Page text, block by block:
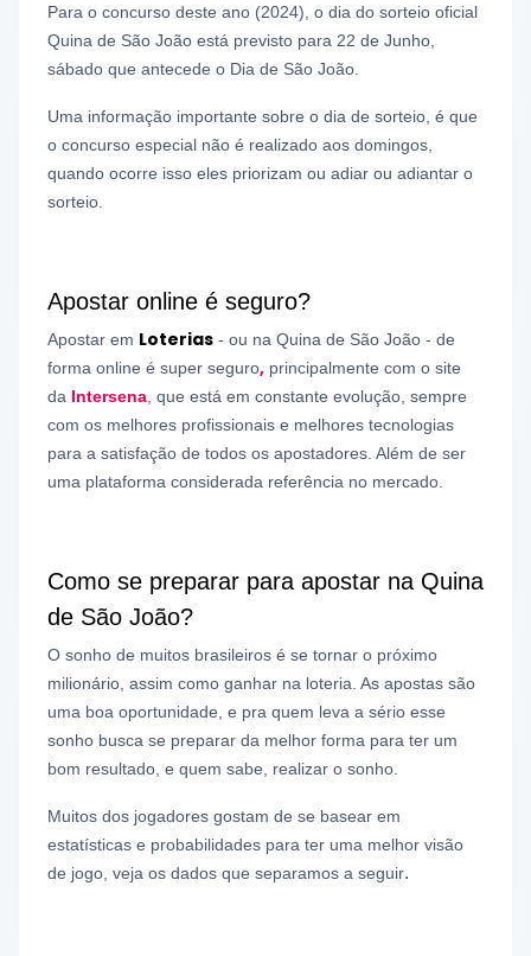
Para o concurso deste ano (2024), o dia do sorteio oficial
Quina de São João está previsto para 22 de Junho,
sábado que antecede o Dia de São João.
Uma informação importante sobre o dia de sorteio, é que
o concurso especial não é realizado aos domingos,
quando ocorre isso eles priorizam ou adiar ou adiantar o
sorteio.
Apostar online é seguro?
Apostar em Loterias - ou na Quina de São João - de
forma online é super seguro, principalmente com o site
da Intersena , que está em constante evolução, sempre
com os melhores profissionais e melhores tecnologias
para a satisfação de todos os apostadores. Além de ser
uma plataforma considerada referência no mercado.
Como se preparar para apostar na Quina
de São João?
O sonho de muitos brasileiros é se tornar o próximo
milionário, assim como ganhar na loteria. As apostas são
uma boa oportunidade, e pra quem leva a sério esse
sonho busca se preparar da melhor forma para ter um
bom resultado, e quem sabe, realizar o sonho.
Muitos dos jogadores gostam de se basear em
estatísticas e probabilidades para ter uma melhor visão
de jogo, veja os dados que separamos a seguir.